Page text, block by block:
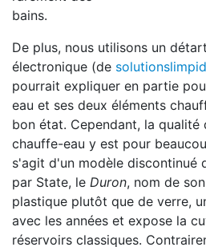
bains.
De plus, nous utilisons un
électronique (de
pourrait expliquer en partie
eau et ses deux éléments
bon état. Cependant, la
chauffe-eau y est pour
s'agit d'un modèle discontinué
par State, le Duron, nom de
plastique plutôt que de verre,
avec les années et expose la
réservoirs classiques.